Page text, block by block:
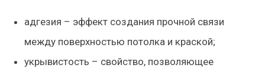
адгезия – эффект создания прочной связи
между поверхностью потолка и краской;
укрывистость – свойство, позволяющее